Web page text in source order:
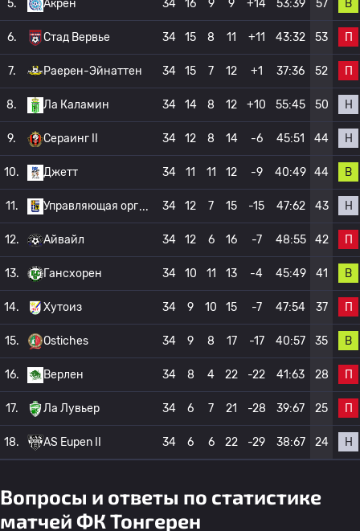
5. Акрен 34 16 9 9 +14 53:39 57 В
6. Стад Вервье 34 15 8 11 +11 43:32 53 П
7. Раерен-Эйнаттен 34 15 7 12 +1 37:36 52 П
8. Ла Каламин 34 14 8 12 +10 55:45 50 Н
9. Сераинг II 34 12 8 14 -6 45:51 44 Н
10. Джетт 34 11 11 12 -9 40:49 44 В
11. Управляющая орг 34 12 7 15 -15 47:62 43 Н
12. Айвайл 34 12 6 16 -7 48:55 42 П
13. Гансхорен 34 10 11 13 -4 45:49 41 В
14. Хутоиз 34 9 10 15 -7 47:54 37 П
15. Ostiches 34 9 8 17 -17 40:57 35 В
16. Верлен 34 8 4 22 -22 41:63 28 П
17. Ла Лувьер 34 6 7 21 -28 39:67 25 П
18. AS Eupen II 34 6 6 22 -29 38:67 24 Н
Вопросы и ответы по статистике
матчей ФК Тонгерен